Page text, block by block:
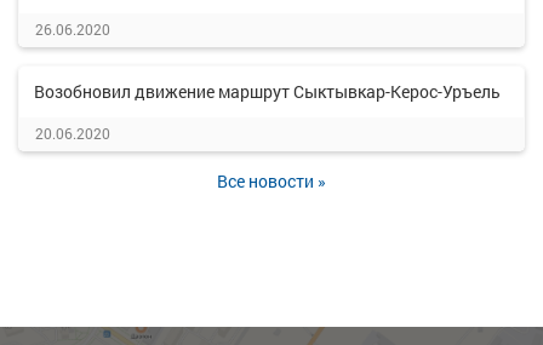
26.06.2020
Возобновил движение маршрут Сыктывкар-Керос-Уръель
20.06.2020
Все новости »